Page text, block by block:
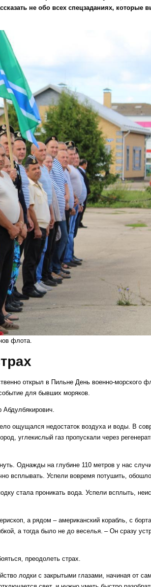
СМЕЛОСТИ
И
ВЫНОСЛИВОСТИ
не обо всех спецзаданиях, которые
флота.
открыл в Пильне День военно-морского
для бывших моряков.
ощущался недостаток воздуха и воды. В
углекислый газ пропускали через
Однажды на глубине 110 метров у нас
всплывать. Успели вовремя потушить,
стала проникать вода. Успели всплыть,
а рядом – американский корабль, с борта
а тогда было не до веселья. – Он сразу
преодолеть страх.
лодки с закрытыми глазами, начиная от